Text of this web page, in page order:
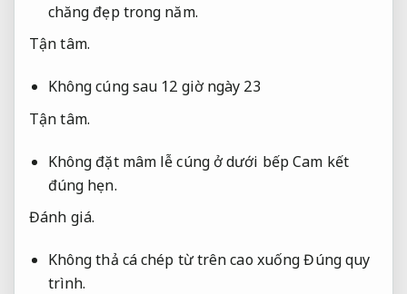
chăng đẹp trong năm.
Tận tâm.
Không cúng sau 12 giờ ngày 23
Tận tâm.
Không đặt mâm lễ cúng ở dưới bếpCam kết
đúng hẹn.
Đánh giá.
Không thả cá chép từ trên cao xuốngĐúng quy
trình.